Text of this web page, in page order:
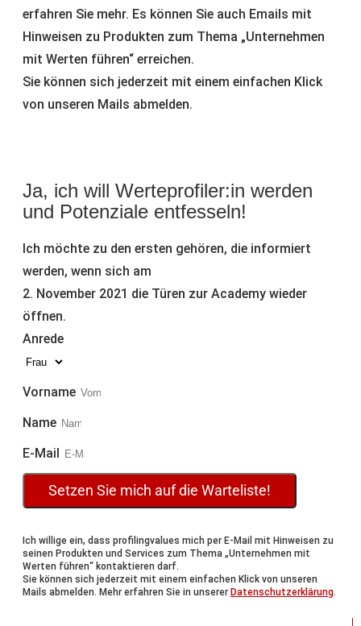
erfahren Sie mehr. Es können Sie auch Emails mit
Hinweisen zu Produkten zum Thema „Unternehmen
mit Werten führen“ erreichen.
Sie können sich jederzeit mit einem einfachen Klick
von unseren Mails abmelden.
Ja, ich will Werteprofiler:in werden
und Potenziale entfesseln!
Ich möchte zu den ersten gehören, die informiert
werden, wenn sich am
2. November 2021 die Türen zur Academy wieder
öffnen.
Anrede
Vorname
Name
E-Mail
Setzen Sie mich auf die Warteliste!
Ich willige ein, dass profilingvalues mich per E-Mail mit Hinweisen zu
seinen Produkten und Services zum Thema „Unternehmen mit
Werten führen“ kontaktieren darf.
Sie können sich jederzeit mit einem einfachen Klick von unseren
Mails abmelden. Mehr erfahren Sie in unserer Datenschutzerklärung.